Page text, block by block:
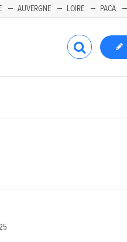
AUVERGNE LOIRE PACA